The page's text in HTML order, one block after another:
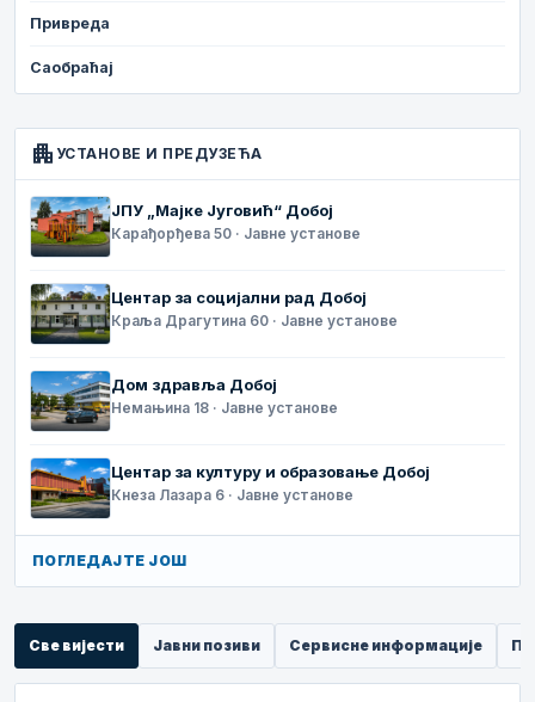
Привреда
Саобраћај
apartment УСТАНОВЕ И ПРЕДУЗЕЋА
ЈПУ „Мајке Југовић“ Добој
Карађорђева 50 · Јавне установе
Центар за социјални рад Добој
Краља Драгутина 60 · Јавне установе
Дом здравља Добој
Немањина 18 · Јавне установе
Центар за културу и образовање Добој
Кнеза Лазара 6 · Јавне установе
ПОГЛЕДАЈТЕ ЈОШ
Све вијести Јавни позиви Сервисне информације